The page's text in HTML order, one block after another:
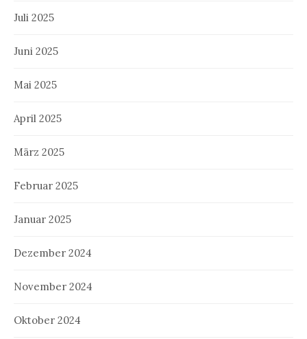
Juli 2025
Juni 2025
Mai 2025
April 2025
März 2025
Februar 2025
Januar 2025
Dezember 2024
November 2024
Oktober 2024